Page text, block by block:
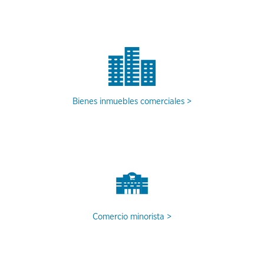
Bienes inmuebles comerciales
Comercio minorista